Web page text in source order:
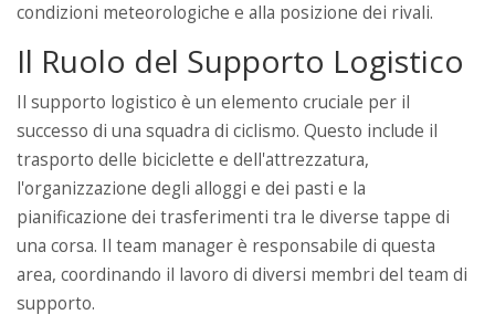
condizioni meteorologiche e alla posizione dei rivali.
Il Ruolo del Supporto Logistico
Il supporto logistico è un elemento cruciale per il
successo di una squadra di ciclismo. Questo include il
trasporto delle biciclette e dell'attrezzatura,
l'organizzazione degli alloggi e dei pasti e la
pianificazione dei trasferimenti tra le diverse tappe di
una corsa. Il team manager è responsabile di questa
area, coordinando il lavoro di diversi membri del team di
supporto.